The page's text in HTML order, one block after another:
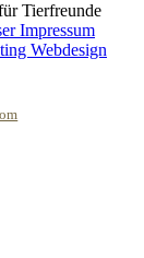
Tierfreunde
Impressum
Webdesign